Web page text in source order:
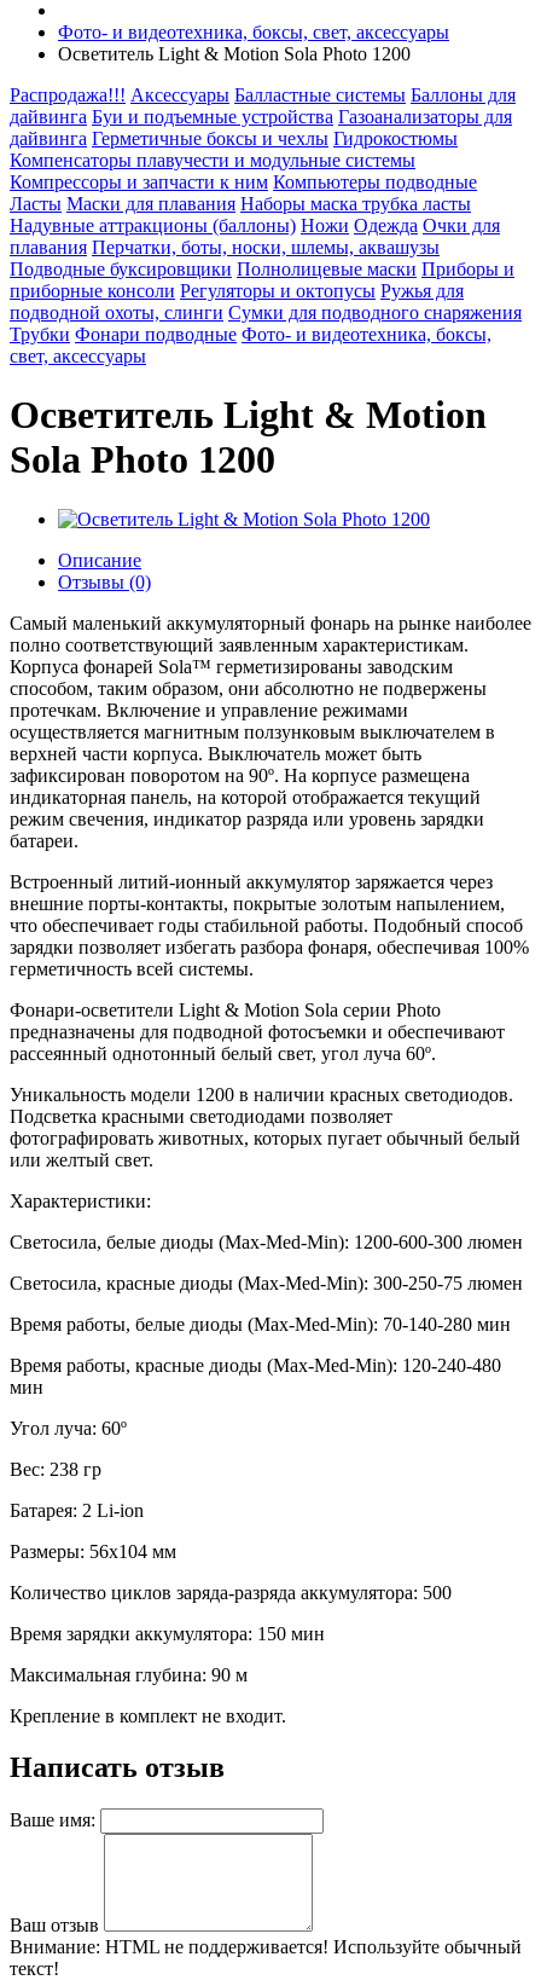
Фото- и видеотехника, боксы, свет, аксессуары
Осветитель Light & Motion Sola Photo 1200
Распродажа!!! Аксессуары Балластные системы Баллоны для
дайвинга Буи и подъемные устройства Газоанализаторы для
дайвинга Герметичные боксы и чехлы Гидрокостюмы
Компенсаторы плавучести и модульные системы
Компрессоры и запчасти к ним Компьютеры подводные
Ласты Маски для плавания Наборы маска трубка ласты
Надувные аттракционы (баллоны) Ножи Одежда Очки для
плавания Перчатки, боты, носки, шлемы, аквашузы
Подводные буксировщики Полнолицевые маски Приборы и
приборные консоли Регуляторы и октопусы Ружья для
подводной охоты, слинги Сумки для подводного снаряжения
Трубки Фонари подводные Фото- и видеотехника, боксы,
свет, аксессуары
Осветитель Light & Motion
Sola Photo 1200
Описание
Отзывы (0)
Самый маленький аккумуляторный фонарь на рынке наиболее
полно соответствующий заявленным характеристикам.
Корпуса фонарей Sola™ герметизированы заводским
способом, таким образом, они абсолютно не подвержены
протечкам. Включение и управление режимами
осуществляется магнитным ползунковым выключателем в
верхней части корпуса. Выключатель может быть
зафиксирован поворотом на 90º. На корпусе размещена
индикаторная панель, на которой отображается текущий
режим свечения, индикатор разряда или уровень зарядки
батареи.
Встроенный литий-ионный аккумулятор заряжается через
внешние порты-контакты, покрытые золотым напылением,
что обеспечивает годы стабильной работы. Подобный способ
зарядки позволяет избегать разбора фонаря, обеспечивая 100%
герметичность всей системы.
Фонари-осветители Light & Motion Sola серии Photo
предназначены для подводной фотосъемки и обеспечивают
рассеянный однотонный белый свет, угол луча 60º.
Уникальность модели 1200 в наличии красных светодиодов.
Подсветка красными светодиодами позволяет
фотографировать животных, которых пугает обычный белый
или желтый свет.
Характеристики:
Светосила, белые диоды (Max-Med-Min): 1200-600-300 люмен
Светосила, красные диоды (Max-Med-Min): 300-250-75 люмен
Время работы, белые диоды (Max-Med-Min): 70-140-280 мин
Время работы, красные диоды (Max-Med-Min): 120-240-480
мин
Угол луча: 60º
Вес: 238 гр
Батарея: 2 Li-ion
Размеры: 56х104 мм
Количество циклов заряда-разряда аккумулятора: 500
Время зарядки аккумулятора: 150 мин
Максимальная глубина: 90 м
Крепление в комплект не входит.
Написать отзыв
Ваше имя:
Ваш отзыв
Внимание: HTML не поддерживается! Используйте обычный
текст!